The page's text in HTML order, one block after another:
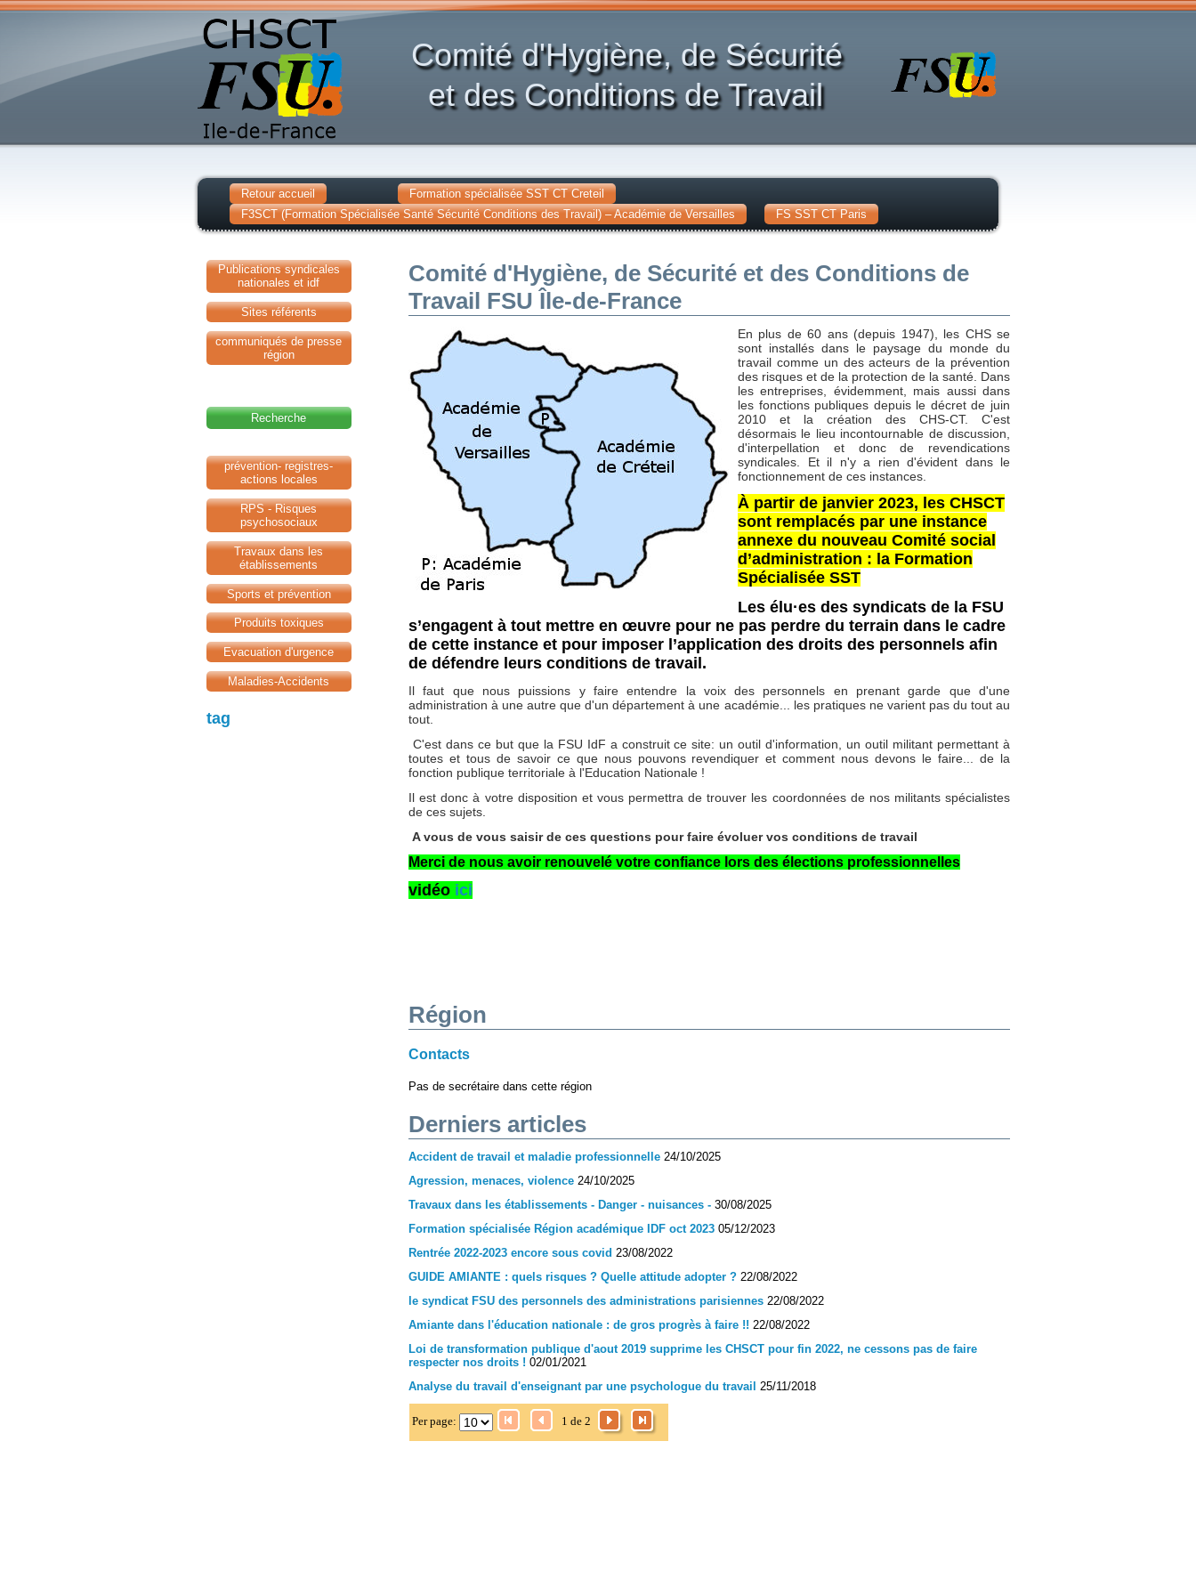
Comité d'Hygiène, de Sécurité
et des Conditions de Travail
Retour accueil
Formation spécialisée SST CT Creteil
F3SCT (Formation Spécialisée Santé Sécurité Conditions des Travail) – Académie de Versailles
FS SST CT Paris
Publications syndicales
nationales et idf
Sites référents
communiqués de presse
région
Recherche
prévention- registres-
actions locales
RPS - Risques
psychosociaux
Travaux dans les
établissements
Sports et prévention
Produits toxiques
Evacuation d'urgence
Maladies-Accidents
tag
Comité d'Hygiène, de Sécurité et des Conditions de
Travail FSU Île-de-France
En plus de 60 ans (depuis 1947), les CHS se
sont installés dans le paysage du monde du
travail comme un des acteurs de la prévention
des risques et de la protection de la santé. Dans
les entreprises, évidemment, mais aussi dans
les fonctions publiques depuis le décret de juin
2010 et la création des CHS-CT.
C'est
désormais le lieu incontournable de discussion,
d'interpellation et donc de revendications
syndicales. Et il n'y a rien d'évident dans le
fonctionnement de ces instances.
À partir de janvier 2023, les CHSCT
sont remplacés par une instance
annexe du nouveau Comité social
d’administration : la Formation
Spécialisée SST
Les élu·es des syndicats de la FSU
s’engagent à tout mettre en œuvre pour ne pas perdre du terrain dans le cadre
de cette instance et pour imposer l’application des droits des personnels afin
de défendre leurs conditions de travail.
Il faut que nous puissions y faire entendre la voix des personnels en prenant garde que d'une
administration à une autre que d'un département à une académie... les pratiques ne varient pas du tout au
tout.
C'est dans ce but que la FSU IdF a construit ce site: un outil d'information, un outil militant permettant à
toutes et tous de savoir ce que nous pouvons revendiquer et comment nous devons le faire... de la
fonction publique territoriale à l'Education Nationale !
Il est donc à votre disposition et vous permettra de trouver les coordonnées de nos militants spécialistes
de ces sujets.
A vous de vous saisir de ces questions pour faire évoluer vos conditions de travail
Merci de nous avoir renouvelé votre confiance lors des élections professionnelles
vidéo ici
Région
Contacts
Pas de secrétaire dans cette région
Derniers articles
Accident de travail et maladie professionnelle 24/10/2025
Agression, menaces, violence 24/10/2025
Travaux dans les établissements - Danger - nuisances - 30/08/2025
Formation spécialisée Région académique IDF oct 2023 05/12/2023
Rentrée 2022-2023 encore sous covid 23/08/2022
GUIDE AMIANTE : quels risques ? Quelle attitude adopter ? 22/08/2022
le syndicat FSU des personnels des administrations parisiennes 22/08/2022
Amiante dans l'éducation nationale : de gros progrès à faire !! 22/08/2022
Loi de transformation publique d'aout 2019 supprime les CHSCT pour fin 2022, ne cessons pas de faire
respecter nos droits ! 02/01/2021
Analyse du travail d'enseignant par une psychologue du travail 25/11/2018
Per page: 1 de 2